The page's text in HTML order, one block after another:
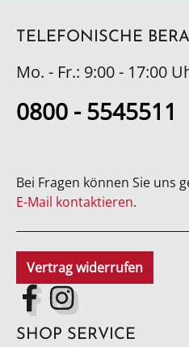
TELEFONISCHE
Mo. - Fr.: 9:00 - 17:00
0800 - 5545511
Bei Fragen können Sie uns
E-Mail kontaktieren.
Vertrag widerrufen
SHOP SERVICE